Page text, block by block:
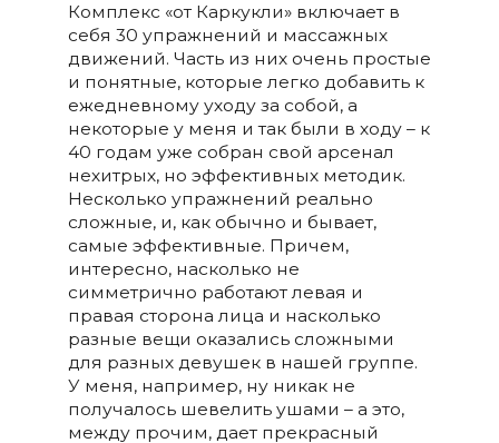
Комплекс «от Каркукли» включает в
себя 30 упражнений и массажных
движений. Часть из них очень простые
и понятные, которые легко добавить к
ежедневному уходу за собой, а
некоторые у меня и так были в ходу – к
40 годам уже собран свой арсенал
нехитрых, но эффективных методик.
Несколько упражнений реально
сложные, и, как обычно и бывает,
самые эффективные. Причем,
интересно, насколько не
симметрично работают левая и
правая сторона лица и насколько
разные вещи оказались сложными
для разных девушек в нашей группе.
У меня, например, ну никак не
получалось шевелить ушами – а это,
между прочим, дает прекрасный